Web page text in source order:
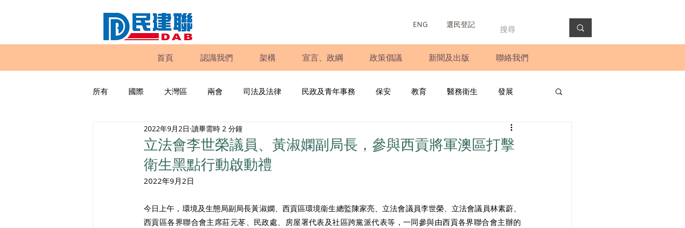
ENG 選民登記
首頁 認識我們 架構 宣言、政綱 政策倡議 新聞及出版 聯絡我們
所有 國際 大灣區 兩會 司法及法律 民政及青年事務 保安 教育 醫務衛生 發展
工商專業 家庭 圓桌會議
民建聯報告及建議書 調查
議會監察 區議會
立法會李世榮議員、黃淑嫻副局長，參與西貢將軍澳區打擊
衛生黑點行動啟動禮
2022年9月2日 讀畢需時 2 分鐘
2022年9月2日
今日上午，環境及生態局副局長黃淑嫻、西貢區環境衞生總監陳家亮、立法會議員李世榮、立法會議員林素蔚、
西貢區各界聯合會主席莊元苳、民政處、房屋署代表及社區跨黨派代表等，一同參與由西貢各界聯合會主辦的